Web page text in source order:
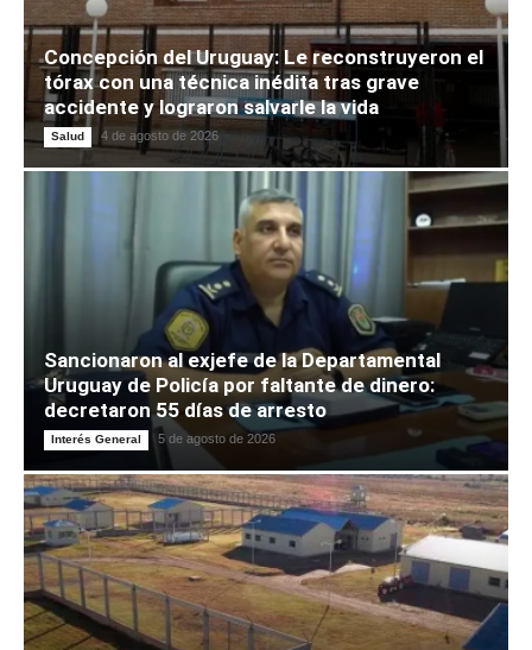
Concepción del Uruguay: Le reconstruyeron el
tórax con una técnica inédita tras grave
accidente y lograron salvarle la vida
Salud 4 de agosto de 2026
Sancionaron al exjefe de la Departamental
Uruguay de Policía por faltante de dinero:
decretaron 55 días de arresto
Interés General 5 de agosto de 2026